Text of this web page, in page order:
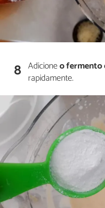
8 Adicioneo fermento
rapidamente.